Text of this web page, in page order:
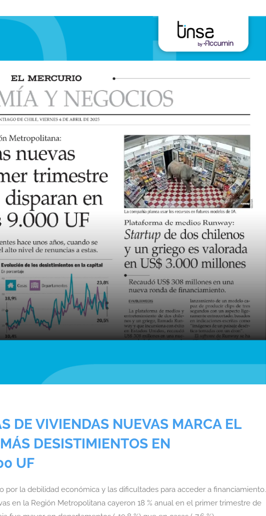
DE VIVIENDAS NUEVAS MARCA EL
DESISTIMIENTOS EN
UF
por la debilidad económica y las dificultades para acceder a financiamiento.
en la Región Metropolitana cayeron 18 % anual en el primer trimestre de